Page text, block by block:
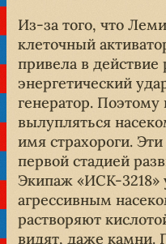
Из-за того, что
клеточный
привела в действие
энергетический
генератор.
вылупляться
имя страхороги.
первой стадией
Экипаж «ИСК-3218»
агрессивным
растворяют
видят, даже камни.